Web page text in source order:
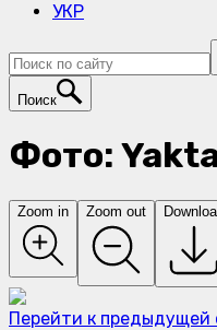
УКР
Поиск
Фото:
Zoom in Zoom out
Перейти к предыдущей